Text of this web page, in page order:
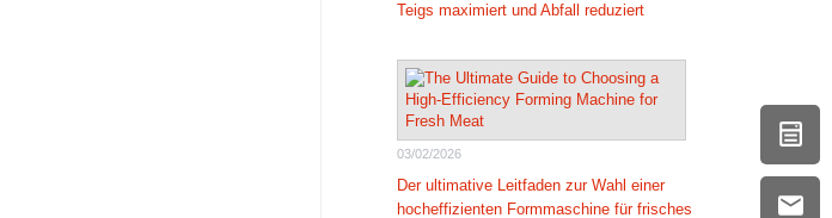
Teigs maximiert und Abfall reduziert
03/02/2026
Der ultimative Leitfaden zur Wahl einer
hocheffizienten Formmaschine für frisches